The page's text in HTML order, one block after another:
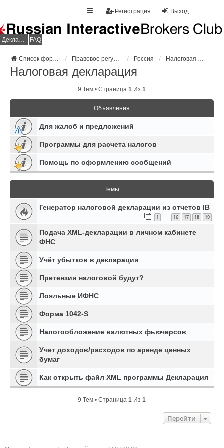
Выход
Регистрация
Декларация НДФЛ FAQ
Список форумов Правовое регулирование Россия Налоговая декларация
Налоговая декларация
9 Тем • Страница 1 Из 1
Объявления
Для жалоб и предложений
Программы для расчета налогов
Помощь по оформлению сообщений
Темы
Генератор налоговой декларации из отчетов IB
1 … 16 17 18 19
Подача XML-декларации в личном кабинете
ФНС
Учёт убытков в декларации
Претензии налоговой будут?
Лояльные ИФНС
Форма 1042-S
Налогообложение валютных фьючерсов
Учет доходов/расходов по аренде ценных
бумаг
Как открыть файл XML программы Декларация
9 Тем • Страница 1 Из 1
Перейти